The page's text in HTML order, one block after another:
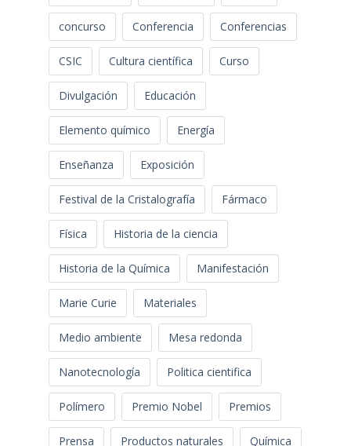
concurso Conferencia Conferencias
CSIC Cultura científica Curso
Divulgación Educación
Elemento químico Energía
Enseñanza Exposición
Festival de la Cristalografía Fármaco
Física Historia de la ciencia
Historia de la Química Manifestación
Marie Curie Materiales
Medio ambiente Mesa redonda
Nanotecnología Politica cientifica
Polímero Premio Nobel Premios
Prensa Productos naturales Química